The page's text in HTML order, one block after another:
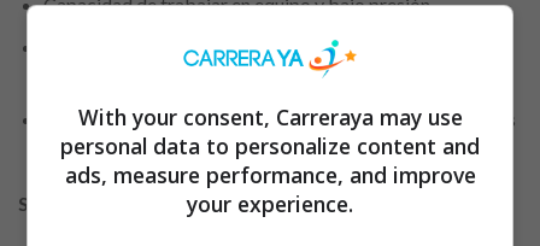
Capacidad de trabajar en equipo y bajo presión.
Disponibilidad para trabajar en horarios rotativos,
Motivación para aprender y adaptarse a diferentes tareas
dentro de la tienda.
Se ofrece:
With your consent, Carreraya may use
personal data to personalize content and
ads, measure performance, and improve
your experience.